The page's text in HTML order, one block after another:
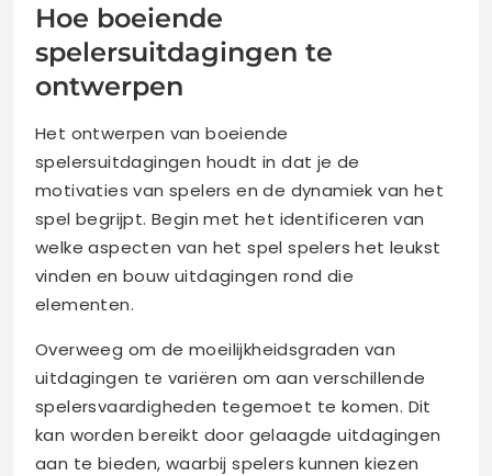
Hoe boeiende
spelersuitdagingen te
ontwerpen
Het ontwerpen van boeiende
spelersuitdagingen houdt in dat je de
motivaties van spelers en de dynamiek van het
spel begrijpt. Begin met het identificeren van
welke aspecten van het spel spelers het leukst
vinden en bouw uitdagingen rond die
elementen.
Overweeg om de moeilijkheidsgraden van
uitdagingen te variëren om aan verschillende
spelersvaardigheden tegemoet te komen. Dit
kan worden bereikt door gelaagde uitdagingen
aan te bieden, waarbij spelers kunnen kiezen